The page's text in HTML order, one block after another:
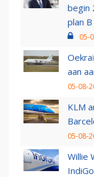
begin
plan B
05-
aan
05-08-
KLM
05-08-
Willie